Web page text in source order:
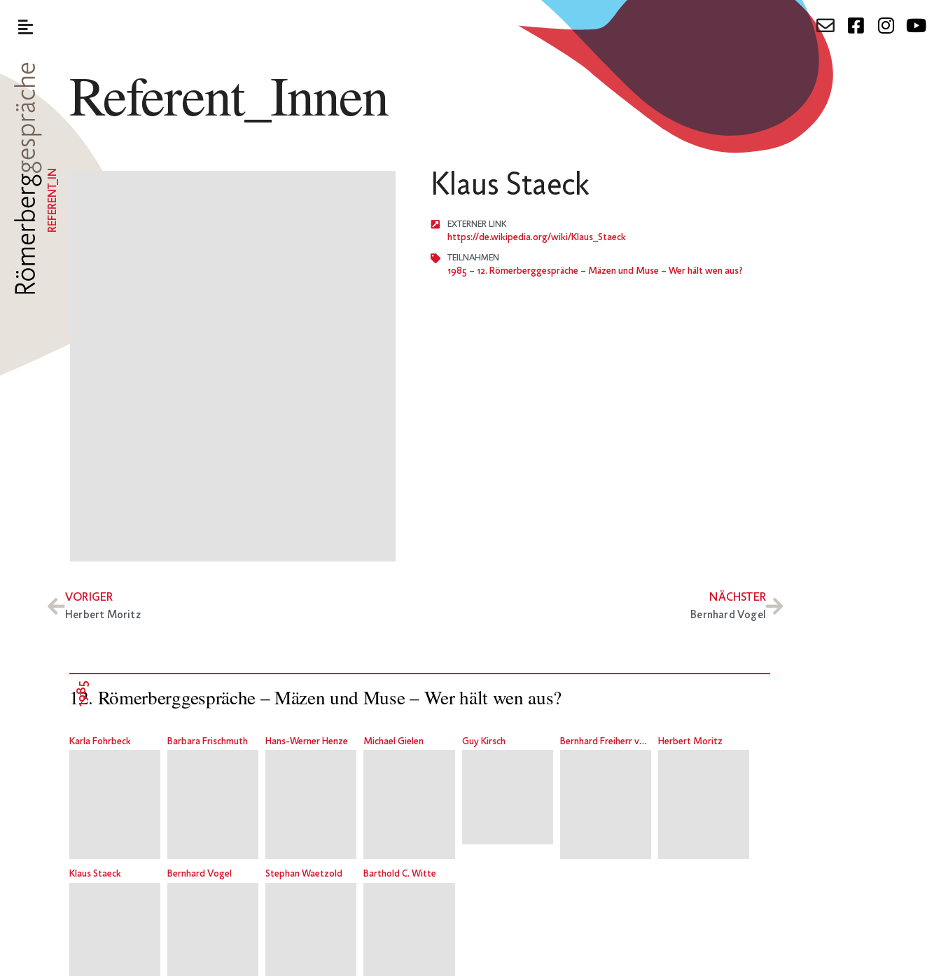
Referent_Innen
REFERENT_IN Klaus Staeck
EXTERNER LINK
https://de.wikipedia.org/wiki/Klaus_Staeck
TEILNAHMEN
1985 – 12. Römerberggespräche – Mäzen und Muse – Wer hält wen aus?
VORIGER
Herbert Moritz
NÄCHSTER
Bernhard Vogel
1985
12. Römerberggespräche – Mäzen und Muse – Wer hält wen aus?
Karla Fohrbeck Barbara Frischmuth Hans-Werner Henze Michael Gielen Guy Kirsch Bernhard Freiherr von Loeffelholz Herbert Moritz
Klaus Staeck Bernhard Vogel Stephan Waetzold Barthold C. Witte